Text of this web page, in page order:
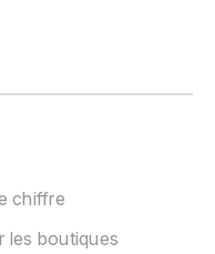
chiffre
les boutiques